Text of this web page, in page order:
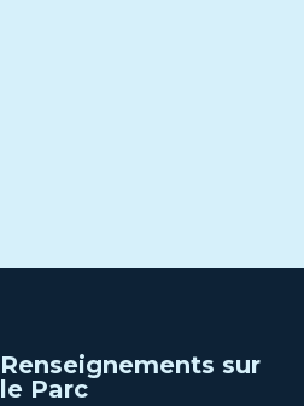
Renseignements sur
le Parc